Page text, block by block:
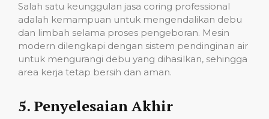
Salah satu keunggulan jasa coring professional
adalah kemampuan untuk mengendalikan debu
dan limbah selama proses pengeboran. Mesin
modern dilengkapi dengan sistem pendinginan air
untuk mengurangi debu yang dihasilkan, sehingga
area kerja tetap bersih dan aman.
5. Penyelesaian Akhir